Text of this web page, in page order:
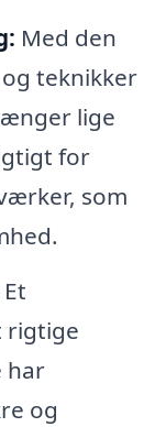
Med den
teknikker
lige
for
som
Et
rigtige
har
og